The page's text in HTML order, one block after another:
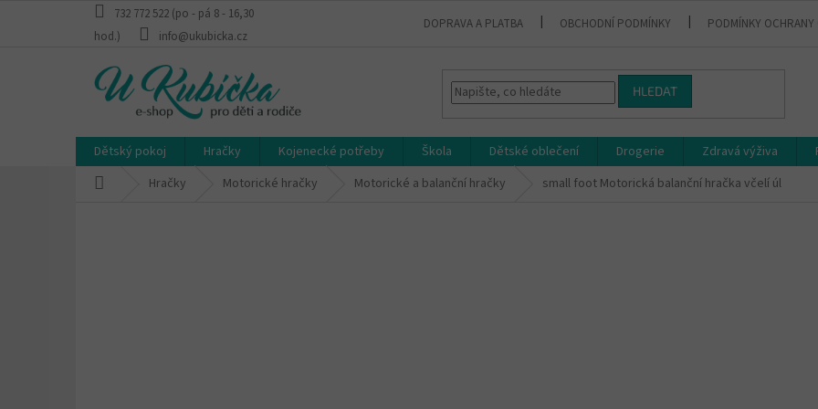
732 772 522 (po - pá 8 - 16,30
hod.)
info@ukubicka.cz
DOPRAVA A PLATBA OBCHODNÍ PODMÍNKY PODMÍNKY OCHRANY
HLEDAT
Dětský pokoj Hračky Kojenecké potřeby Škola Dětské oblečení Drogerie Zdravá výživa
Hračky Motorické hračky Motorické a balanční hračky small foot Motorická balanční hračka včelí úl